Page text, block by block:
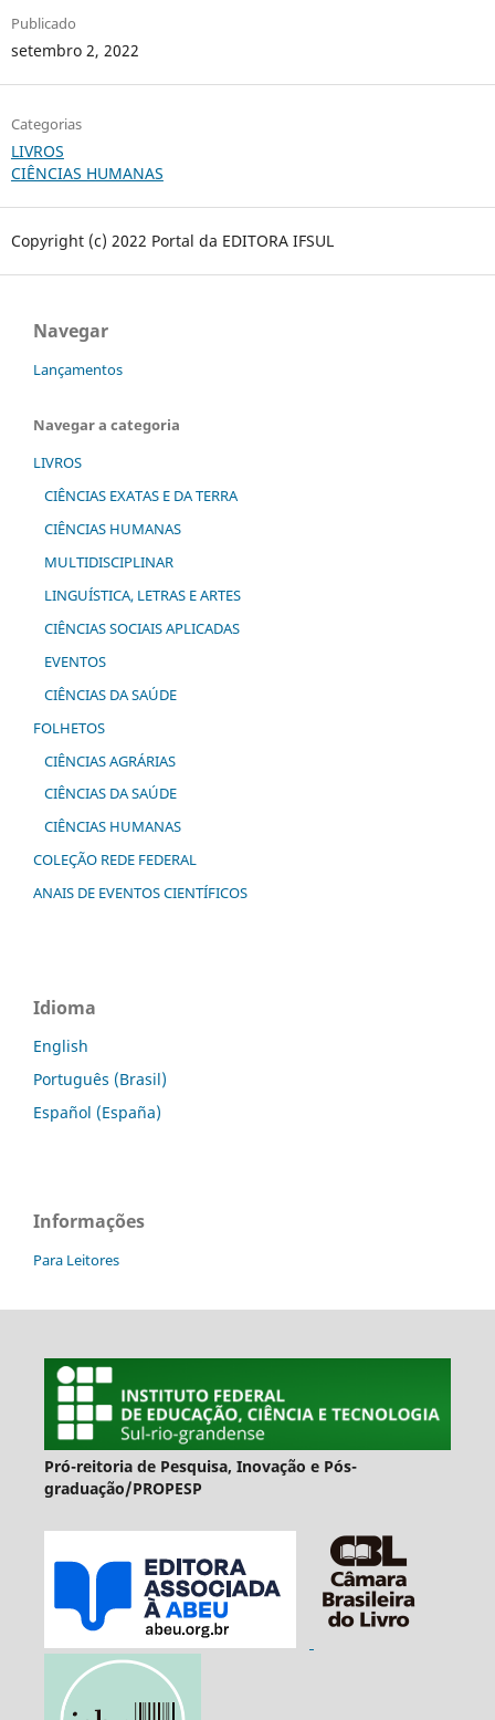
Publicado
setembro 2, 2022
Categorias
LIVROS
CIÊNCIAS HUMANAS
Copyright (c) 2022 Portal da EDITORA IFSUL
Navegar
Lançamentos
Navegar a categoria
LIVROS
CIÊNCIAS EXATAS E DA TERRA
CIÊNCIAS HUMANAS
MULTIDISCIPLINAR
LINGUÍSTICA, LETRAS E ARTES
CIÊNCIAS SOCIAIS APLICADAS
EVENTOS
CIÊNCIAS DA SAÚDE
FOLHETOS
CIÊNCIAS AGRÁRIAS
CIÊNCIAS DA SAÚDE
CIÊNCIAS HUMANAS
COLEÇÃO REDE FEDERAL
ANAIS DE EVENTOS CIENTÍFICOS
Idioma
English
Português (Brasil)
Español (España)
Informações
Para Leitores
Pró-reitoria de Pesquisa, Inovação e Pós-
graduação/PROPESP